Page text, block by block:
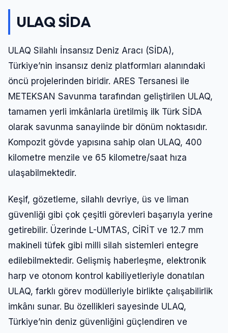
ULAQ SİDA
ULAQ Silahlı İnsansız Deniz Aracı (SİDA),
Türkiye’nin insansız deniz platformları alanındaki
öncü projelerinden biridir. ARES Tersanesi ile
METEKSAN Savunma tarafından geliştirilen ULAQ,
tamamen yerli imkânlarla üretilmiş ilk Türk SİDA
olarak savunma sanayiinde bir dönüm noktasıdır.
Kompozit gövde yapısına sahip olan ULAQ, 400
kilometre menzile ve 65 kilometre/saat hıza
ulaşabilmektedir.
Keşif, gözetleme, silahlı devriye, üs ve liman
güvenliği gibi çok çeşitli görevleri başarıyla yerine
getirebilir. Üzerinde L-UMTAS, CİRİT ve 12.7 mm
makineli tüfek gibi milli silah sistemleri entegre
edilebilmektedir. Gelişmiş haberleşme, elektronik
harp ve otonom kontrol kabiliyetleriyle donatılan
ULAQ, farklı görev modülleriyle birlikte çalışabilirlik
imkânı sunar. Bu özellikleri sayesinde ULAQ,
Türkiye’nin deniz güvenliğini güçlendiren ve
Giriş Yap
Kullanıcı Adı veya E-posta